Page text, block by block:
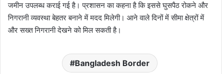
जमीन उपलब्ध कराई गई है। प्रशासन का कहना है कि इससे घुसपैठ रोकने और
निगरानी व्यवस्था बेहतर बनाने में मदद मिलेगी। आने वाले दिनों में सीमा क्षेत्रों में
और सख्त निगरानी देखने को मिल सकती है।
Bangladesh Border